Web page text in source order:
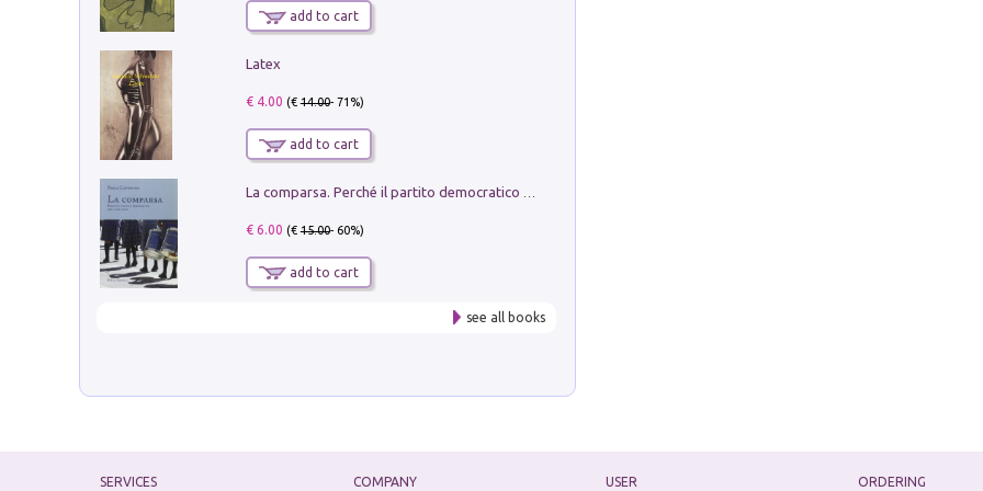
add to cart
Latex
€ 4.00 (€14.00- 71%)
add to cart
€ 6.00 (€15.00- 60%)
add to cart
see all books
SERVICES COMPANY USER ORDERING